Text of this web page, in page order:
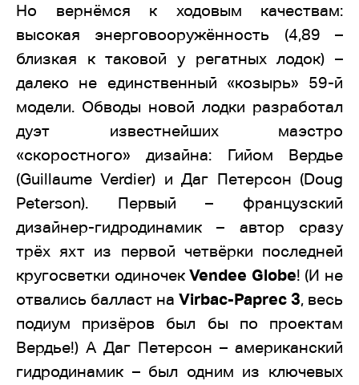
Но вернёмся к ходовым качествам:
высокая энерговооружённость (4,89 –
близкая к таковой у регатных лодок) –
далеко не единственный «козырь» 59-й
модели. Обводы новой лодки разработал
дуэт известнейших маэстро
«скоростного» дизайна: Гийом Вердье
(Guillaume Verdier) и Даг Петерсон (Doug
Peterson). Первый – французский
дизайнер-гидродинамик – автор сразу
трёх яхт из первой четвёрки последней
кругосветки одиночекVendee Globe! (И не
отвались балласт на Virbac-Paprec 3, весь
подиум призёров был бы по проектам
Вердье!) А Даг Петерсон – американский
гидродинамик – был одним из ключевых